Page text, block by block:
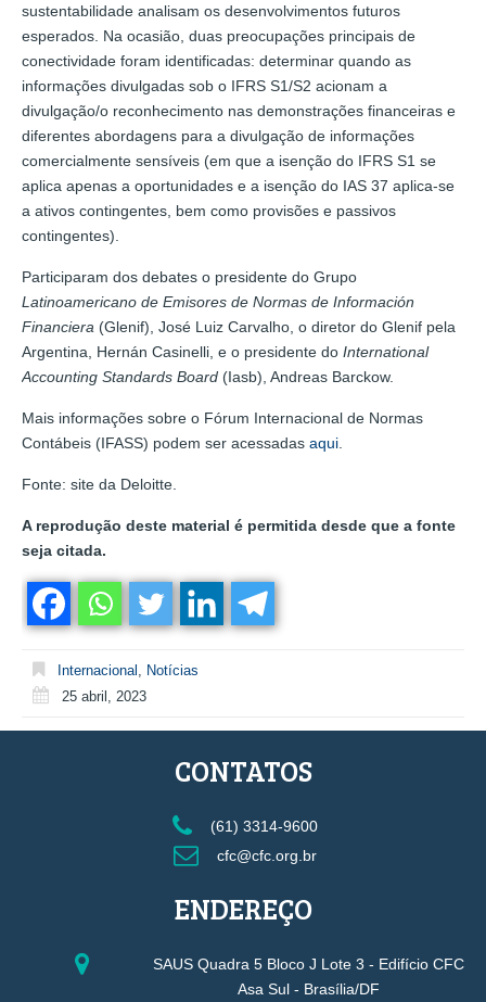
sustentabilidade analisam os desenvolvimentos futuros
esperados. Na ocasião, duas preocupações principais de
conectividade foram identificadas: determinar quando as
informações divulgadas sob o IFRS S1/S2 acionam a
divulgação/o reconhecimento nas demonstrações financeiras e
diferentes abordagens para a divulgação de informações
comercialmente sensíveis (em que a isenção do IFRS S1 se
aplica apenas a oportunidades e a isenção do IAS 37 aplica-se
a ativos contingentes, bem como provisões e passivos
contingentes).
Participaram dos debates o presidente do Grupo
Latinoamericano de Emisores de Normas de Información
Financiera (Glenif), José Luiz Carvalho, o diretor do Glenif pela
Argentina, Hernán Casinelli, e o presidente do International
Accounting Standards Board (Iasb), Andreas Barckow.
Mais informações sobre o Fórum Internacional de Normas
Contábeis (IFASS) podem ser acessadas aqui
Fonte: site da Deloitte.
A reprodução deste material é permitida desde que a fonte
seja citada.
Internacional
Notícias
25 abril, 2023
CONTATOS
(61) 3314-9600
cfc@cfc.org.br
ENDEREÇO
SAUS Quadra 5 Bloco J Lote 3 - Edifício CFC
Asa Sul - Brasília/DF